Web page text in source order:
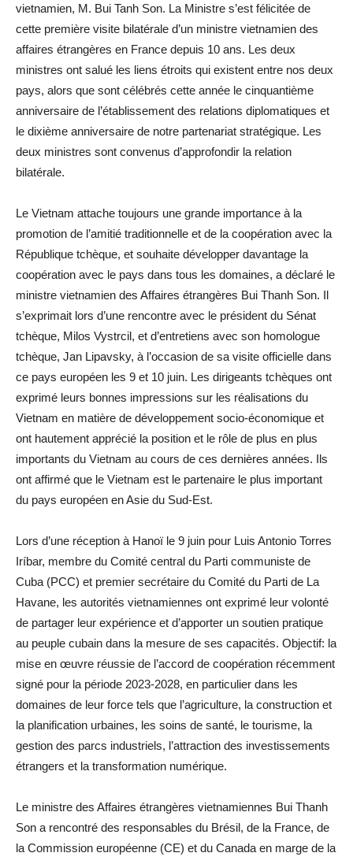
vietnamien, M. Bui Tanh Son. La Ministre s’est félicitée de
cette première visite bilatérale d’un ministre vietnamien des
affaires étrangères en France depuis 10 ans. Les deux
ministres ont salué les liens étroits qui existent entre nos deux
pays, alors que sont célébrés cette année le cinquantième
anniversaire de l’établissement des relations diplomatiques et
le dixième anniversaire de notre partenariat stratégique. Les
deux ministres sont convenus d’approfondir la relation
bilatérale.
Le Vietnam attache toujours une grande importance à la
promotion de l’amitié traditionnelle et de la coopération avec la
République tchèque, et souhaite développer davantage la
coopération avec le pays dans tous les domaines, a déclaré le
ministre vietnamien des Affaires étrangères Bui Thanh Son. Il
s’exprimait lors d’une rencontre avec le président du Sénat
tchèque, Milos Vystrcil, et d’entretiens avec son homologue
tchèque, Jan Lipavsky, à l’occasion de sa visite officielle dans
ce pays européen les 9 et 10 juin. Les dirigeants tchèques ont
exprimé leurs bonnes impressions sur les réalisations du
Vietnam en matière de développement socio-économique et
ont hautement apprécié la position et le rôle de plus en plus
importants du Vietnam au cours de ces dernières années. Ils
ont affirmé que le Vietnam est le partenaire le plus important
du pays européen en Asie du Sud-Est.
Lors d’une réception à Hanoï le 9 juin pour Luis Antonio Torres
Iríbar, membre du Comité central du Parti communiste de
Cuba (PCC) et premier secrétaire du Comité du Parti de La
Havane, les autorités vietnamiennes ont exprimé leur volonté
de partager leur expérience et d’apporter un soutien pratique
au peuple cubain dans la mesure de ses capacités. Objectif: la
mise en œuvre réussie de l’accord de coopération récemment
signé pour la période 2023-2028, en particulier dans les
domaines de leur force tels que l’agriculture, la construction et
la planification urbaines, les soins de santé, le tourisme, la
gestion des parcs industriels, l’attraction des investissements
étrangers et la transformation numérique.
Le ministre des Affaires étrangères vietnamiennes Bui Thanh
Son a rencontré des responsables du Brésil, de la France, de
la Commission européenne (CE) et du Canada en marge de la